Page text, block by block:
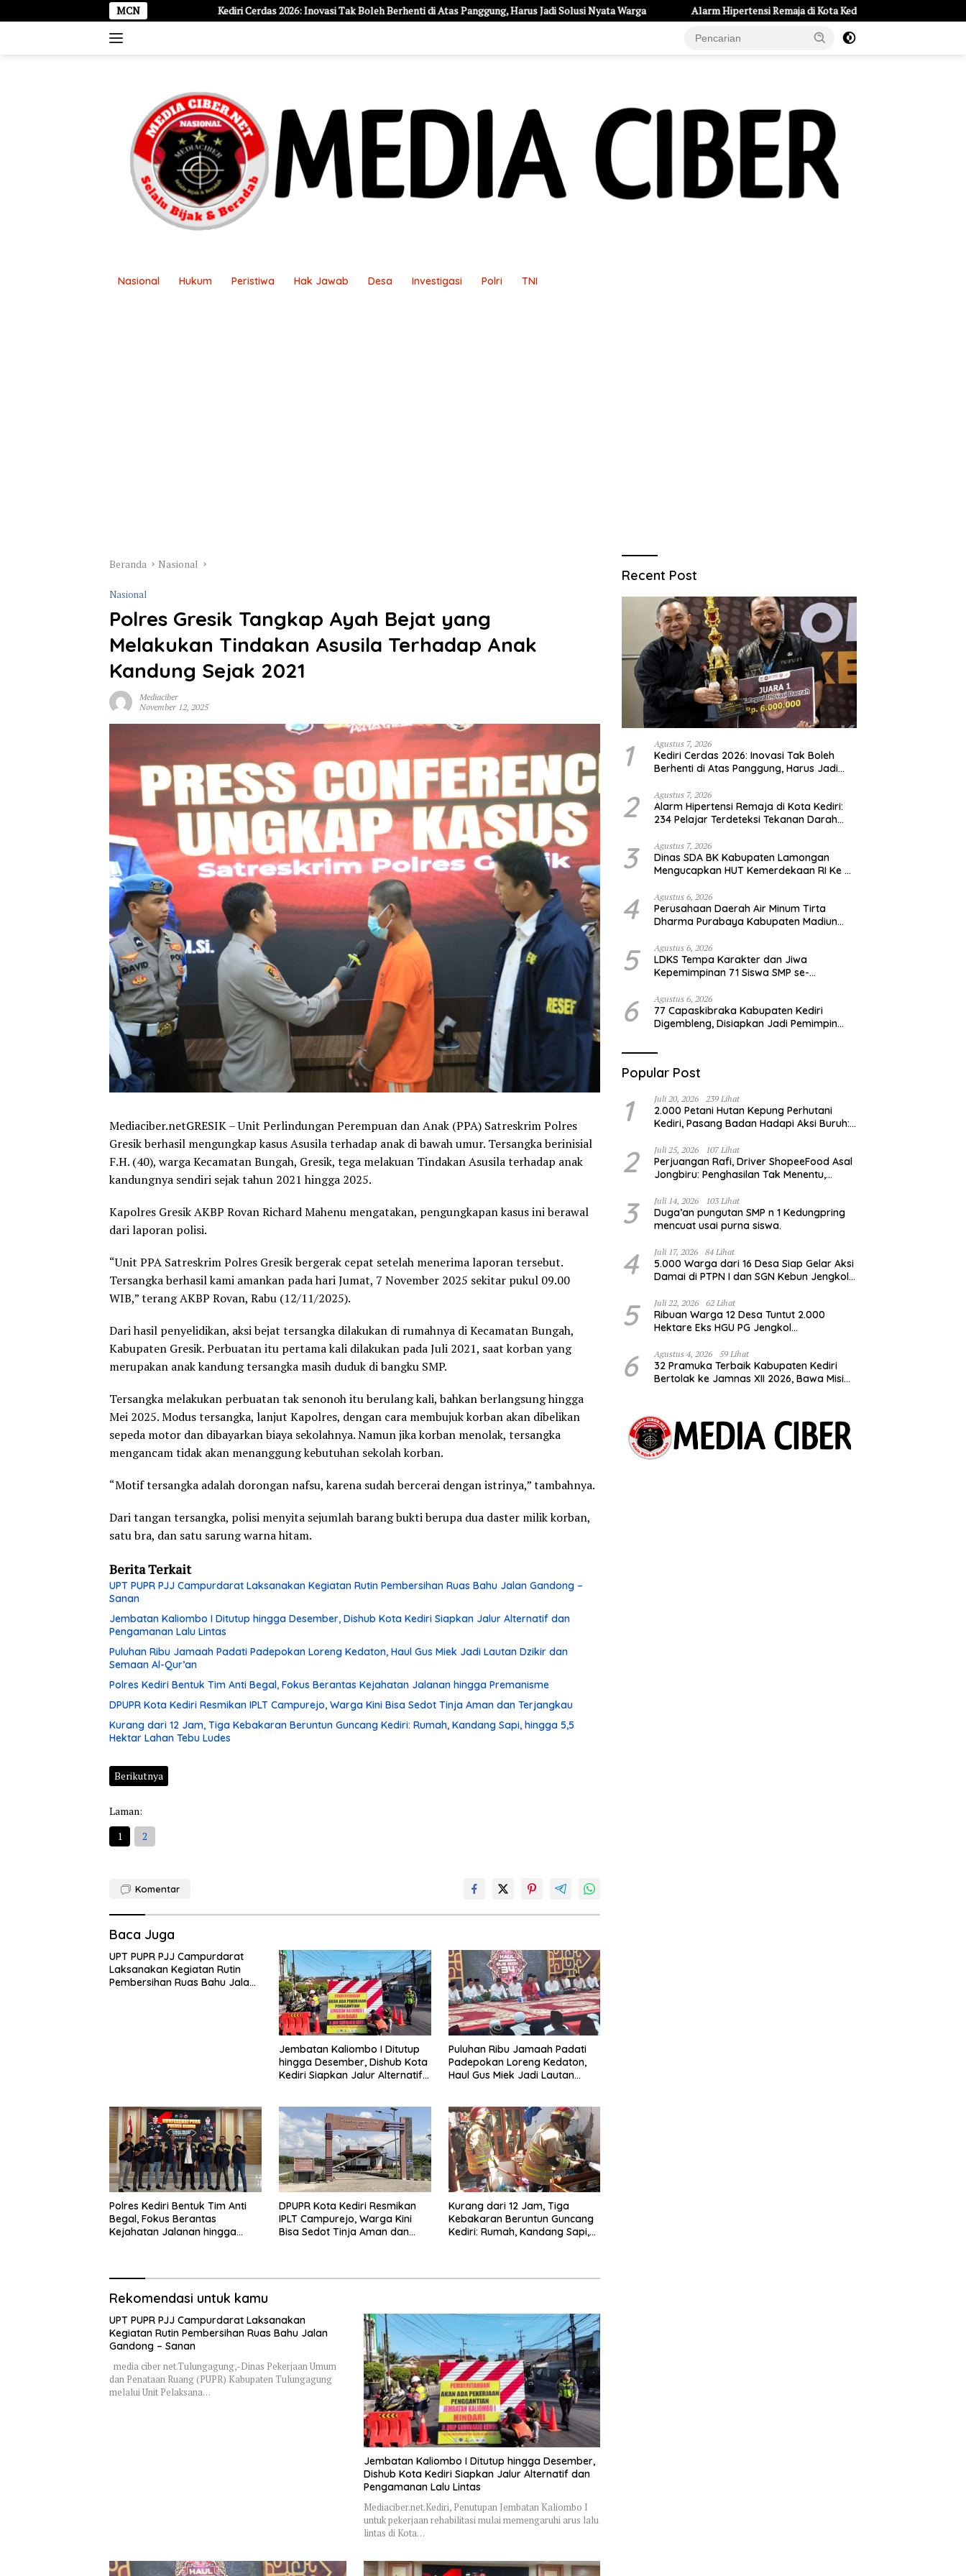
ke
MCN
Kediri Cerdas 2026: Inovasi Tak Boleh Berhenti di Atas Panggung, Harus Jadi Solusi Nyata Warga Alarm Hipertensi Remaja di Kota Kediri: 234 Pelajar Terdeteksi Tekanan Darah Tinggi
Nasional Hukum Peristiwa Hak Jawab Desa Investigasi Polri TNI
Beranda Nasional
Nasional
Polres Gresik Tangkap Ayah Bejat yang
Melakukan Tindakan Asusila Terhadap Anak
Kandung Sejak 2021
Mediaciber
November 12, 2025
Mediaciber.netGRESIK – Unit Perlindungan Perempuan dan Anak (PPA) Satreskrim Polres
Gresik berhasil mengungkap kasus Asusila terhadap anak di bawah umur. Tersangka berinisial
F.H. (40), warga Kecamatan Bungah, Gresik, tega melakuan Tindakan Asusila terhadap anak
kandungnya sendiri sejak tahun 2021 hingga 2025.
Kapolres Gresik AKBP Rovan Richard Mahenu mengatakan, pengungkapan kasus ini berawal
dari laporan polisi.
“Unit PPA Satreskrim Polres Gresik bergerak cepat setelah menerima laporan tersebut.
Tersangka berhasil kami amankan pada hari Jumat, 7 November 2025 sekitar pukul 09.00
WIB,” terang AKBP Rovan, Rabu (12/11/2025).
Dari hasil penyelidikan, aksi bejat tersangka dilakukan di rumahnya di Kecamatan Bungah,
Kabupaten Gresik. Perbuatan itu pertama kali dilakukan pada Juli 2021, saat korban yang
merupakan anak kandung tersangka masih duduk di bangku SMP.
Tersangka melakukan perbuatan tak senonoh itu berulang kali, bahkan berlangsung hingga
Mei 2025. Modus tersangka, lanjut Kapolres, dengan cara membujuk korban akan dibelikan
sepeda motor dan dibayarkan biaya sekolahnya. Namun jika korban menolak, tersangka
mengancam tidak akan menanggung kebutuhan sekolah korban.
“Motif tersangka adalah dorongan nafsu, karena sudah bercerai dengan istrinya,” tambahnya.
Dari tangan tersangka, polisi menyita sejumlah barang bukti berupa dua daster milik korban,
satu bra, dan satu sarung warna hitam.
Berita Terkait
UPT PUPR PJJ Campurdarat Laksanakan Kegiatan Rutin Pembersihan Ruas Bahu Jalan Gandong –
Sanan
Jembatan Kaliombo I Ditutup hingga Desember, Dishub Kota Kediri Siapkan Jalur Alternatif dan
Pengamanan Lalu Lintas
Puluhan Ribu Jamaah Padati Padepokan Loreng Kedaton, Haul Gus Miek Jadi Lautan Dzikir dan
Semaan Al-Qur’an
Polres Kediri Bentuk Tim Anti Begal, Fokus Berantas Kejahatan Jalanan hingga Premanisme
DPUPR Kota Kediri Resmikan IPLT Campurejo, Warga Kini Bisa Sedot Tinja Aman dan Terjangkau
Kurang dari 12 Jam, Tiga Kebakaran Beruntun Guncang Kediri: Rumah, Kandang Sapi, hingga 5,5
Hektar Lahan Tebu Ludes
Berikutnya
Laman:
1
2
Komentar
Baca Juga
UPT PUPR PJJ Campurdarat
Laksanakan Kegiatan Rutin
Pembersihan Ruas Bahu Jalan
Jembatan Kaliombo I Ditutup
hingga Desember, Dishub Kota
Kediri Siapkan Jalur Alternatif
Puluhan Ribu Jamaah Padati
Padepokan Loreng Kedaton,
Haul Gus Miek Jadi Lautan
Polres Kediri Bentuk Tim Anti
Begal, Fokus Berantas
Kejahatan Jalanan hingga
DPUPR Kota Kediri Resmikan
IPLT Campurejo, Warga Kini
Bisa Sedot Tinja Aman dan
Kurang dari 12 Jam, Tiga
Kebakaran Beruntun Guncang
Kediri: Rumah, Kandang Sapi,
Rekomendasi untuk kamu
UPT PUPR PJJ Campurdarat Laksanakan
Kegiatan Rutin Pembersihan Ruas Bahu Jalan
Gandong – Sanan
media ciber net.Tulungagung,-Dinas Pekerjaan Umum
dan Penataan Ruang (PUPR) Kabupaten Tulungagung
melalui Unit Pelaksana…
Jembatan Kaliombo I Ditutup hingga Desember,
Dishub Kota Kediri Siapkan Jalur Alternatif dan
Pengamanan Lalu Lintas
Mediaciber.net.Kediri, Penutupan Jembatan Kaliombo I
untuk pekerjaan rehabilitasi mulai memengaruhi arus lalu
lintas di Kota…
Recent Post
1 Agustus 7, 2026
Kediri Cerdas 2026: Inovasi Tak Boleh
Berhenti di Atas Panggung, Harus Jadi
2 Agustus 7, 2026
Alarm Hipertensi Remaja di Kota Kediri:
234 Pelajar Terdeteksi Tekanan Darah
3 Agustus 7, 2026
Dinas SDA BK Kabupaten Lamongan
Mengucapkan HUT Kemerdekaan RI Ke –
4 Agustus 6, 2026
Perusahaan Daerah Air Minum Tirta
Dharma Purabaya Kabupaten Madiun
HUT Kemerdekaan RI Ke – 81
5 Agustus 6, 2026
LDKS Tempa Karakter dan Jiwa
Kepemimpinan 71 Siswa SMP se-
Pemimpin Generasi Emas
6 Agustus 6, 2026
77 Capaskibraka Kabupaten Kediri
Digembleng, Disiapkan Jadi Pemimpin
Merah Putih
Popular Post
1 Juli 20, 2026 239 Lihat
2.000 Petani Hutan Kepung Perhutani
Kediri, Pasang Badan Hadapi Aksi Buruh:
Hutan”
2 Juli 25, 2026 107 Lihat
Perjuangan Rafi, Driver ShopeeFood Asal
Jongbiru: Penghasilan Tak Menentu,
3 Juli 14, 2026 103 Lihat
Duga’an pungutan SMP n 1 Kedungpring
mencuat usai purna siswa.
4 Juli 17, 2026 84 Lihat
5.000 Warga dari 16 Desa Siap Gelar Aksi
Damai di PTPN I dan SGN Kebun Jengkol,
5 Juli 22, 2026 62 Lihat
Ribuan Warga 12 Desa Tuntut 2.000
Hektare Eks HGU PG Jengkol
6 Agustus 4, 2026 59 Lihat
32 Pramuka Terbaik Kabupaten Kediri
Bertolak ke Jamnas XII 2026, Bawa Misi